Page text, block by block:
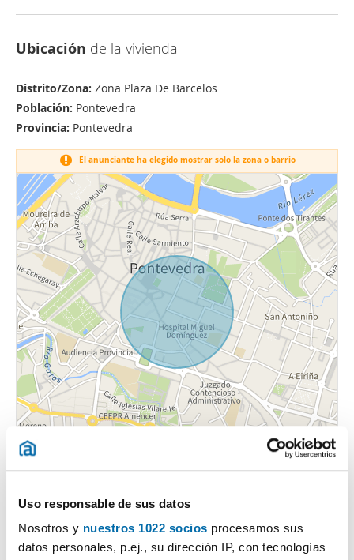
Uso responsable de sus datos
Nosotros y nuestros 1022 socios procesamos sus
datos personales, p.ej., su dirección IP, con tecnologías
Ubicación de la vivienda
Distrito/Zona: Zona Plaza De Barcelos
Población: Pontevedra
Provincia: Pontevedra
El anunciante ha elegido mostrar solo la zona o barrio